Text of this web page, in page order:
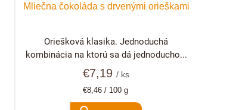
Mliečna čokoláda s drvenými orieškami
€7,19/ ks
Jednotková
€8,46 / 100 g
Oriešková klasika. Jednoduchá
kombinácia na ktorú sa dá jednoducho...